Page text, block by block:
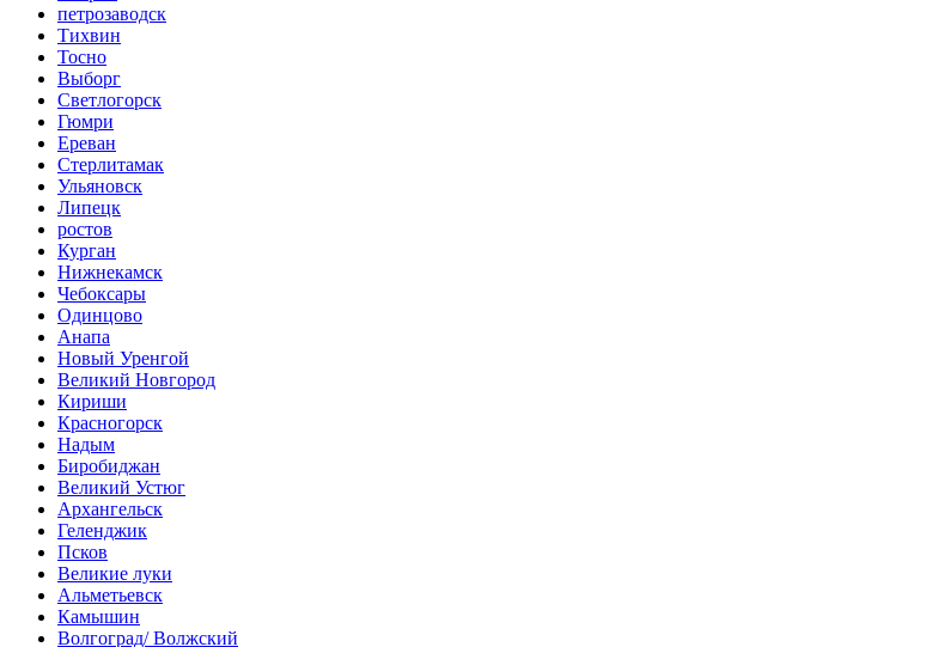
петрозаводск
Тихвин
Тосно
Выборг
Светлогорск
Гюмри
Ереван
Стерлитамак
Ульяновск
Липецк
ростов
Курган
Нижнекамск
Чебоксары
Одинцово
Анапа
Новый Уренгой
Великий Новгород
Кириши
Красногорск
Надым
Биробиджан
Великий Устюг
Архангельск
Геленджик
Псков
Великие луки
Альметьевск
Камышин
Волгоград/ Волжский